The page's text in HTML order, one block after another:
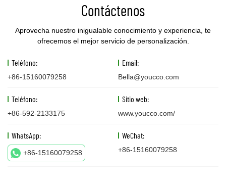
Contáctenos
Aprovecha nuestro inigualable conocimiento y experiencia, te
ofrecemos el mejor servicio de personalización.
Teléfono:
+86-15160079258
Email:
Bella@youcco.com
Teléfono:
+86-592-2133175
Sitio web:
www.youcco.com/
WhatsApp:
+86-15160079258
WeChat:
+86-15160079258